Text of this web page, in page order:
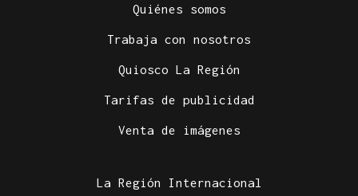
Quiénes somos
Trabaja con nosotros
Quiosco La Región
Tarifas de publicidad
Venta de imágenes
La Región Internacional